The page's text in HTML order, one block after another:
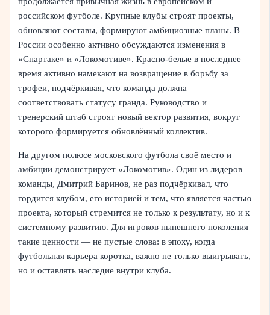
российском футболе. Крупные клубы строят проекты,
обновляют составы, формируют амбициозные планы. В
России особенно активно обсуждаются изменения в
«Спартаке» и «Локомотиве». Красно-белые в последнее
время активно намекают на возвращение в борьбу за
трофеи, подчёркивая, что команда должна
соответствовать статусу гранда. Руководство и
тренерский штаб строят новый вектор развития, вокруг
которого формируется обновлённый коллектив.
На другом полюсе московского футбола своё место и
амбиции демонстрирует «Локомотив». Один из лидеров
команды, Дмитрий Баринов, не раз подчёркивал, что
гордится клубом, его историей и тем, что является частью
проекта, который стремится не только к результату, но и к
системному развитию. Для игроков нынешнего поколения
такие ценности — не пустые слова: в эпоху, когда
футбольная карьера коротка, важно не только выигрывать,
но и оставлять наследие внутри клуба.